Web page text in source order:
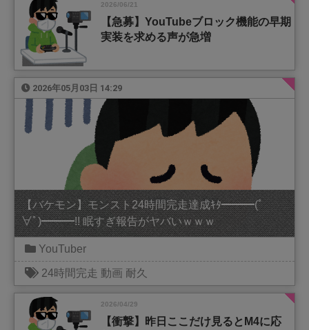
2026/06/21
【急募】YouTubeブロック機能の早期
実装を求める声が急増
2026年05月03日 14:29
【バケモン】モンスト24時間完走達成ｷﾀ━━━(ﾟ
∀ﾟ)━━━!! 眠すぎ報告がヤバいｗｗｗ
YouTuber
24時間完走 動画 耐久
2026/04/29
【衝撃】昨日ここだけ見るとM4に応